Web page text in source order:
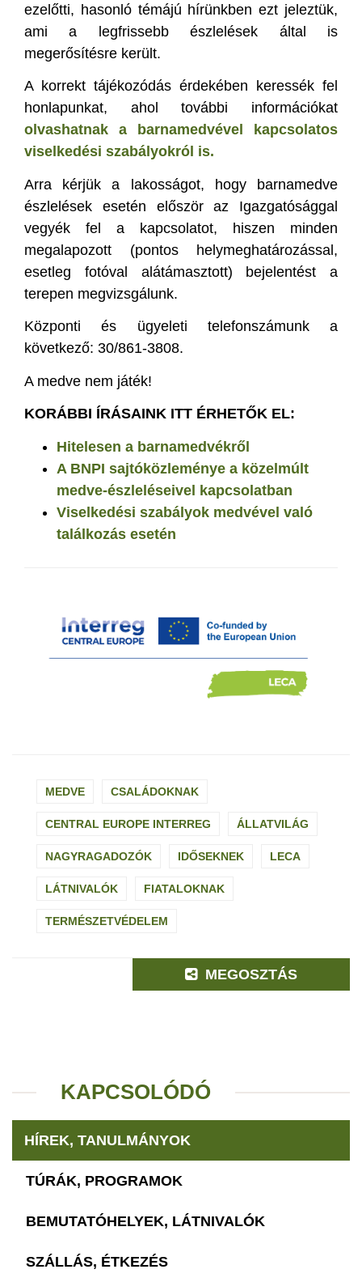
ezelőtti, hasonló témájú hírünkben ezt jeleztük,
ami a legfrissebb észlelések által is
megerősítésre került.
A korrekt tájékozódás érdekében keressék fel
honlapunkat, ahol további információkat
olvashatnak a barnamedvével kapcsolatos
viselkedési szabályokról is.
Arra kérjük a lakosságot, hogy barnamedve
észlelések esetén először az Igazgatósággal
vegyék fel a kapcsolatot, hiszen minden
megalapozott (pontos helymeghatározással,
esetleg fotóval alátámasztott) bejelentést a
terepen megvizsgálunk.
Központi és ügyeleti telefonszámunk a
következő: 30/861-3808.
A medve nem játék!
KORÁBBI ÍRÁSAINK ITT ÉRHETŐK EL:
Hitelesen a barnamedvékről
A BNPI sajtóközleménye a közelmúlt
medve-észleléseivel kapcsolatban
Viselkedési szabályok medvével való
találkozás esetén
MEDVE CSALÁDOKNAK
CENTRAL EUROPE INTERREG ÁLLATVILÁG
NAGYRAGADOZÓK IDŐSEKNEK LECA
LÁTNIVALÓK FIATALOKNAK
TERMÉSZETVÉDELEM
MEGOSZTÁS
KAPCSOLÓDÓ
HÍREK, TANULMÁNYOK
TÚRÁK, PROGRAMOK
BEMUTATÓHELYEK, LÁTNIVALÓK
SZÁLLÁS, ÉTKEZÉS